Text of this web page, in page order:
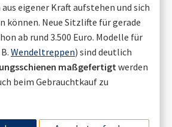
eigener Kraft aufstehen und sich
können. Neue Sitzlifte für gerade
ab rund 3.500 Euro. Modelle für
Wendeltreppen) sind deutlich
maßgefertigt werden
beim Gebrauchtkauf zu